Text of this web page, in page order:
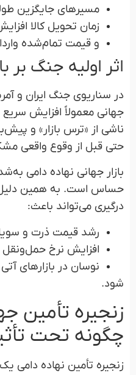
مسیرهای جایگزین
زمان تحویل کالا
و قیمت تمام‌شده
اثر اولیه جنگ بر
در سناریوی جنگ ایران و
جهانی معمولاً افزایش
ناشی از «ترس بازار» و
حتی قبل از وقوع واقعی
بازار جهانی نهاده دامی
حساس است. به همین
درگیری می‌تواند باعث:
رشد قیمت ذرت و
افزایش نرخ حمل‌ونقل
نوسان در بازارهای
شود.
زنجیره تأمین
چگونه تحت
زنجیره تأمین نهاده دامی